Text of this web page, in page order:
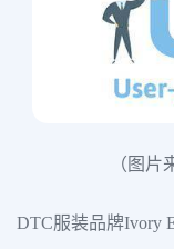
（图片
DTC服装品牌Ivory